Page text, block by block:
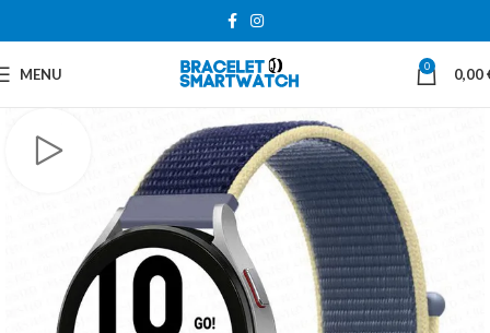
MENU 0 0,00